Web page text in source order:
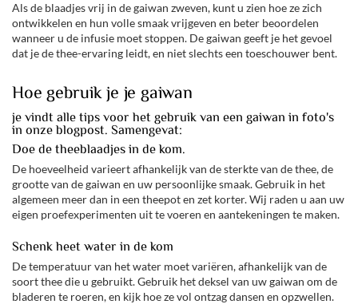
Als de blaadjes vrij in de gaiwan zweven, kunt u zien hoe ze zich
ontwikkelen en hun volle smaak vrijgeven en beter beoordelen
wanneer u de infusie moet stoppen. De gaiwan geeft je het gevoel
dat je de thee-ervaring leidt, en niet slechts een toeschouwer bent.
Hoe gebruik je je gaiwan
je vindt alle tips voor het gebruik van een gaiwan in foto's
in onze blogpost. Samengevat:
Doe de theeblaadjes in de kom.
De hoeveelheid varieert afhankelijk van de sterkte van de thee, de
grootte van de gaiwan en uw persoonlijke smaak. Gebruik in het
algemeen meer dan in een theepot en zet korter. Wij raden u aan uw
eigen proefexperimenten uit te voeren en aantekeningen te maken.
Schenk heet water in de kom
De temperatuur van het water moet variëren, afhankelijk van de
soort thee die u gebruikt. Gebruik het deksel van uw gaiwan om de
bladeren te roeren, en kijk hoe ze vol ontzag dansen en opzwellen.